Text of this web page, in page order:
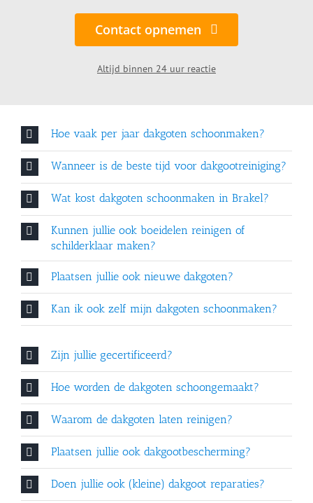
Contact opnemen
Altijd binnen 24 uur reactie
Hoe vaak per jaar dakgoten schoonmaken?
Wanneer is de beste tijd voor dakgootreiniging?
Wat kost dakgoten schoonmaken in Brakel?
Kunnen jullie ook boeidelen reinigen of
schilderklaar maken?
Plaatsen jullie ook nieuwe dakgoten?
Kan ik ook zelf mijn dakgoten schoonmaken?
Zijn jullie gecertificeerd?
Hoe worden de dakgoten schoongemaakt?
Waarom de dakgoten laten reinigen?
Plaatsen jullie ook dakgootbescherming?
Doen jullie ook (kleine) dakgoot reparaties?